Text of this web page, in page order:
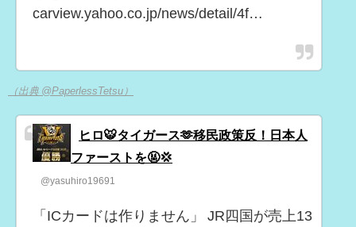
carview.yahoo.co.jp/news/detail/4f…
（出典 @PaperlessTetsu）
ヒロ🐯タイガース🫶移民政策反！日本人
ファーストを🤬💢
@yasuhiro19691
「ICカードは作りません」 JR四国が売上13